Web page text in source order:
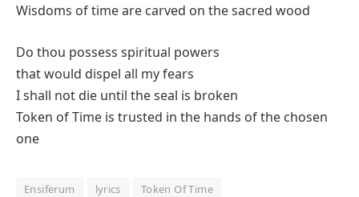
Wisdoms of time are carved on the sacred wood
Do thou possess spiritual powers
that would dispel all my fears
I shall not die until the seal is broken
Token of Time is trusted in the hands of the chosen
one
Ensiferum lyrics Token Of Time